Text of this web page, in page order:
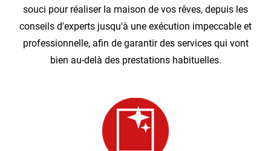
souci pour réaliser la maison de vos rêves, depuis les
conseils d'experts jusqu'à une exécution impeccable et
professionnelle, afin de garantir des services qui vont
bien au-delà des prestations habituelles.